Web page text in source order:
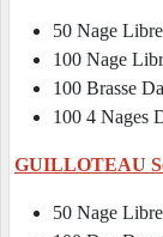
50 Nage
100 Nage
100 Brasse
100 4
GUILLOTEAU
50 Nage